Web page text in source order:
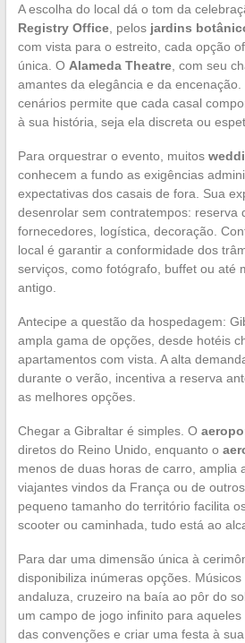
A escolha do local dá o tom da
Registry Office, pelos jardins
com vista para o estreito, cada opção
única. O Alameda Theatre, com seu
amantes da elegância e da
cenários permite que cada casal
à sua história, seja ela discreta ou
Para orquestrar o evento, muitos
conhecem a fundo as exigências
expectativas dos casais de fora. Sua
desenrolar sem contratempos: reserva
fornecedores, logística, decoração.
local é garantir a conformidade dos
serviços, como fotógrafo, buffet ou até
antigo.
Antecipe a questão da hospedagem:
ampla gama de opções, desde hotéis
apartamentos com vista. A alta
durante o verão, incentiva a reserva
as melhores opções.
Chegar a Gibraltar é simples. O
diretos do Reino Unido, enquanto o
menos de duas horas de carro, amplia
viajantes vindos da França ou de
pequeno tamanho do território facilita
scooter ou caminhada, tudo está ao
Para dar uma dimensão única à
disponibiliza inúmeras opções.
andaluza, cruzeiro na baía ao pôr do
um campo de jogo infinito para
das convenções e criar uma festa à